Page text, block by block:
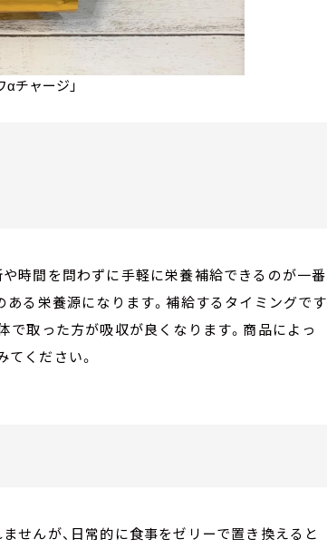
チャージ」
時間を問わずに手軽に栄養補給できるのが一番
ある栄養源になります。補給するタイミングです
で取った方が吸収が良くなります。商品によっ
ください。
せんが、日常的に食事をゼリーで置き換えると